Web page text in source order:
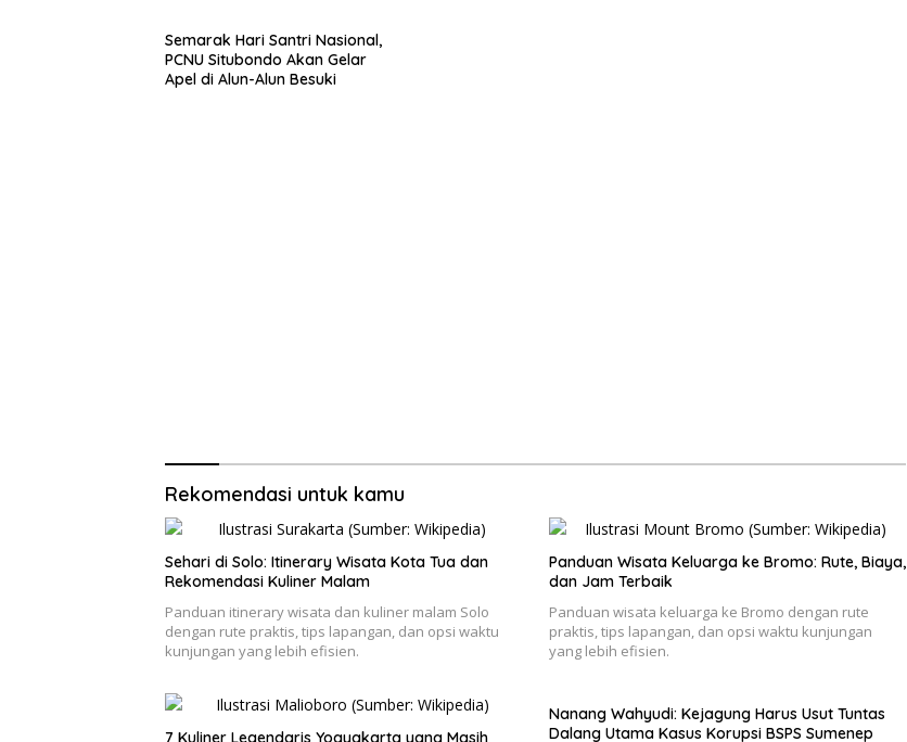
Semarak Hari Santri Nasional,
PCNU Situbondo Akan Gelar
Apel di Alun-Alun Besuki
Rekomendasi untuk kamu
Sehari di Solo: Itinerary Wisata Kota Tua dan
Rekomendasi Kuliner Malam
Panduan itinerary wisata dan kuliner malam Solo
dengan rute praktis, tips lapangan, dan opsi waktu
kunjungan yang lebih efisien.
Panduan Wisata Keluarga ke Bromo: Rute, Biaya,
dan Jam Terbaik
Panduan wisata keluarga ke Bromo dengan rute
praktis, tips lapangan, dan opsi waktu kunjungan
yang lebih efisien.
7 Kuliner Legendaris Yogyakarta yang Masih
Nanang Wahyudi: Kejagung Harus Usut Tuntas
Dalang Utama Kasus Korupsi BSPS Sumenep